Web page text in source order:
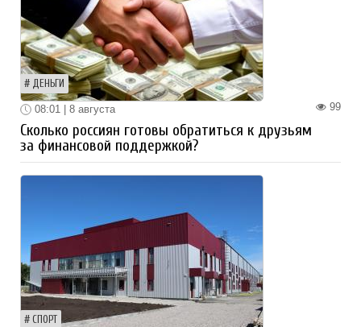
ДЕНЬГИ
99
08:01 | 8 августа
Сколько россиян готовы обратиться к друзьям
за финансовой поддержкой?
СПОРТ